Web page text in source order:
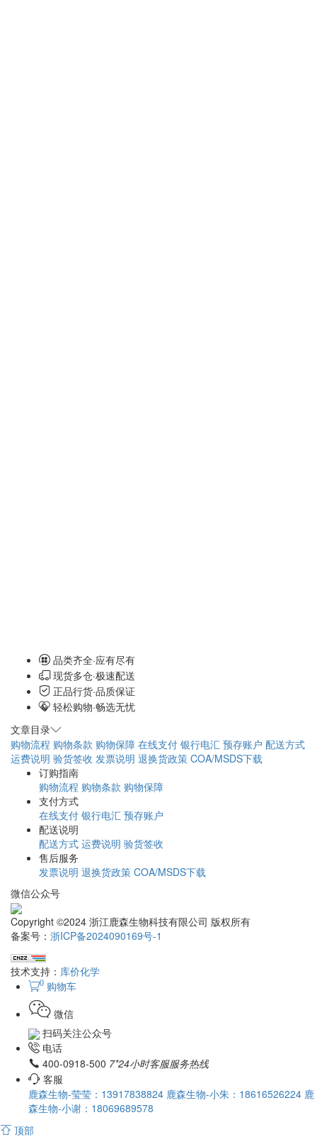
品类齐全·应有尽有
现货多仓·极速配送
正品行货·品质保证
轻松购物·畅选无忧
文章目录
购物流程 购物条款 购物保障 在线支付 银行电汇 预存账户 配送方式
运费说明 验货签收 发票说明 退换货政策 COA/MSDS下载
订购指南
购物流程 购物条款 购物保障
支付方式
在线支付 银行电汇 预存账户
配送说明
配送方式 运费说明 验货签收
售后服务
发票说明 退换货政策 COA/MSDS下载
微信公众号
Copyright ©2024 浙江鹿森生物科技有限公司 版权所有
备案号： 浙ICP备2024090169号-1
技术支持： 库价化学
0 购物车
微信
扫码关注公众号
电话
400-0918-500 7*24小时客服服务热线
客服
鹿森生物-莹莹：13917838824 鹿森生物-小朱：18616526224 鹿
森生物-小谢：18069689578
顶部